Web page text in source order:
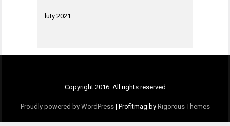
luty 2021
Copyright 2016. All rights reserved
Proudly powered by WordPress | Profitmag by Rigorous Themes